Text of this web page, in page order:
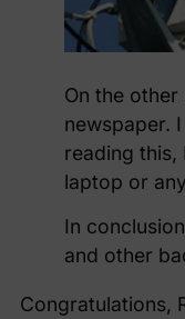
On the
newspaper.
reading this,
laptop or
In
and other
Congratulations,